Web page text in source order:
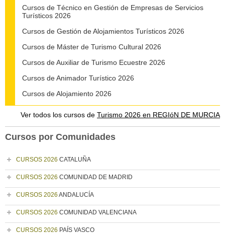
Cursos de Técnico en Gestión de Empresas de Servicios
Turísticos 2026
Cursos de Gestión de Alojamientos Turísticos 2026
Cursos de Máster de Turismo Cultural 2026
Cursos de Auxiliar de Turismo Ecuestre 2026
Cursos de Animador Turístico 2026
Cursos de Alojamiento 2026
Ver todos los cursos de Turismo 2026 en REGIóN DE MURCIA
Cursos por Comunidades
CURSOS 2026 CATALUÑA
CURSOS 2026 COMUNIDAD DE MADRID
CURSOS 2026 ANDALUCÍA
CURSOS 2026 COMUNIDAD VALENCIANA
CURSOS 2026 PAÍS VASCO